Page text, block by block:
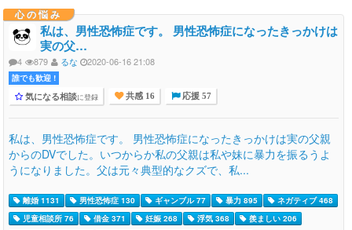
心の悩み
私は、男性恐怖症です。 男性恐怖症になったきっかけは
実の父…
4 879 るな 2020-06-16 21:08
誰でも歓迎 !
気になる相談に登録 共感 16 応援 57
私は、男性恐怖症です。 男性恐怖症になったきっかけは実の父親
からのDVでした。いつからか私の父親は私や妹に暴力を振るうよ
うになりました。父は元々典型的なクズで、私...
離婚 1131 男性恐怖症 130 ギャンブル 77 暴力 895
ネガティブ 468
児童相談所 76
借金 371 妊娠 268 浮気 368
羨ましい 206